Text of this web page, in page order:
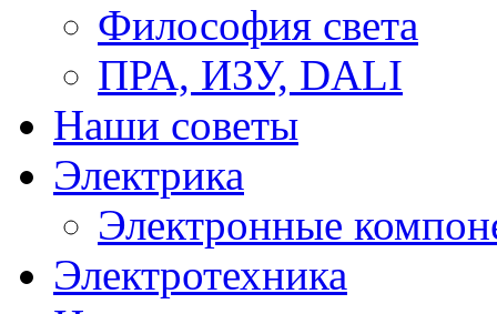
Философия света
ПРА, ИЗУ, DALI
Наши советы
Электрика
Электронные
Электротехника